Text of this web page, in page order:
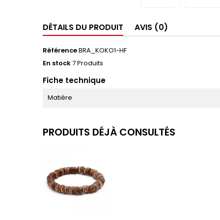
DÉTAILS DU PRODUIT AVIS (0)
RéférenceBRA_KOKO1-HF
En stock7 Produits
Fiche technique
Matière
PRODUITS DÉJÀ CONSULTÉS